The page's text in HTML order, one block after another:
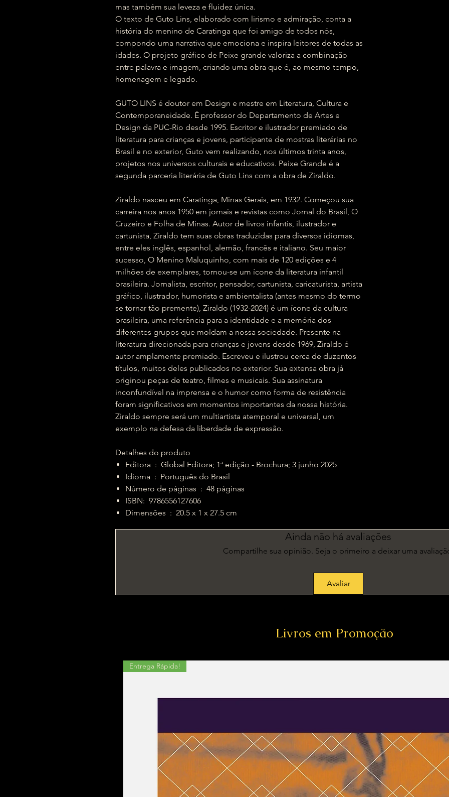
mas também sua leveza e fluidez única.
O texto de Guto Lins, elaborado com lirismo e admiração, conta a
história do menino de Caratinga que foi amigo de todos nós,
compondo uma narrativa que emociona e inspira leitores de todas as
idades. O projeto gráfico de Peixe grande valoriza a combinação
entre palavra e imagem, criando uma obra que é, ao mesmo tempo,
homenagem e legado.
GUTO LINS é doutor em Design e mestre em Literatura, Cultura e
Contemporaneidade. É professor do Departamento de Artes e
Design da PUC-Rio desde 1995. Escritor e ilustrador premiado de
literatura para crianças e jovens, participante de mostras literárias no
Brasil e no exterior, Guto vem realizando, nos últimos trinta anos,
projetos nos universos culturais e educativos. Peixe Grande é a
segunda parceria literária de Guto Lins com a obra de Ziraldo.
Ziraldo nasceu em Caratinga, Minas Gerais, em 1932. Começou sua
carreira nos anos 1950 em jornais e revistas como Jornal do Brasil, O
Cruzeiro e Folha de Minas. Autor de livros infantis, ilustrador e
cartunista, Ziraldo tem suas obras traduzidas para diversos idiomas,
entre eles inglês, espanhol, alemão, francês e italiano. Seu maior
sucesso, O Menino Maluquinho, com mais de 120 edições e 4
milhões de exemplares, tornou-se um ícone da literatura infantil
brasileira. Jornalista, escritor, pensador, cartunista, caricaturista, artista
gráfico, ilustrador, humorista e ambientalista (antes mesmo do termo
se tornar tão premente), Ziraldo (1932-2024) é um ícone da cultura
brasileira, uma referência para a identidade e a memória dos
diferentes grupos que moldam a nossa sociedade. Presente na
literatura direcionada para crianças e jovens desde 1969, Ziraldo é
autor amplamente premiado. Escreveu e ilustrou cerca de duzentos
títulos, muitos deles publicados no exterior. Sua extensa obra já
originou peças de teatro, filmes e musicais. Sua assinatura
inconfundível na imprensa e o humor como forma de resistência
foram significativos em momentos importantes da nossa história.
Ziraldo sempre será um multiartista atemporal e universal, um
exemplo na defesa da liberdade de expressão.
Detalhes do produto
Editora ‏ : ‎ Global Editora; 1ª edição - Brochura; 3 junho 2025
Idioma ‏ : ‎ Português do Brasil
Número de páginas ‏ : ‎ 48 páginas
ISBN: ‎ 9786556127606
Dimensões ‏ : ‎ 20.5 x 1 x 27.5 cm
Ainda não há avaliações
Compartilhe sua opinião. Seja o primeiro a deixar uma
Avaliar
Livros em Promoção
Entrega Rápida!